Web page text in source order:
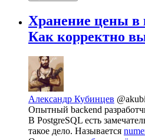
Хранение цены в
Как корректно
Александр Кубинцев
Опытный backend
В PostgreSQL есть
такое дело. Называется